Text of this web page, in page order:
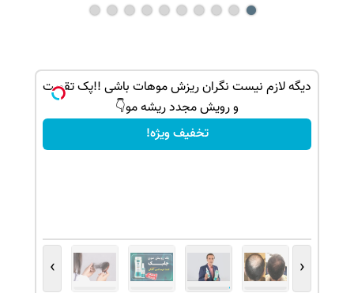
دیگه لازم نیست نگران ریزش موهات باشی !!پک تقویت
و رویش مجدد ریشه مو👇
تخفیف ویژه!
‹
›